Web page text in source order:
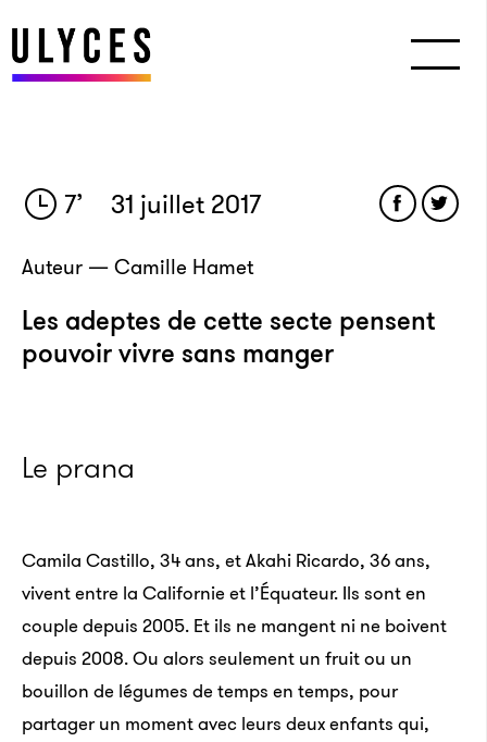
7’ 31 juillet 2017
Auteur — Camille Hamet
Les adeptes de cette secte pensent
pouvoir vivre sans manger
Le prana
Camila Castillo, 34 ans, et Akahi Ricardo, 36 ans,
vivent entre la Californie et l’Équateur. Ils sont en
couple depuis 2005. Et ils ne mangent ni ne boivent
depuis 2008. Ou alors seulement un fruit ou un
bouillon de légumes de temps en temps, pour
partager un moment avec leurs deux enfants qui,